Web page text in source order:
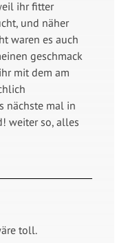
ihr fitter
und näher
waren es auch
geschmack
mit dem am
nächste mal in
weiter so, alles
toll.